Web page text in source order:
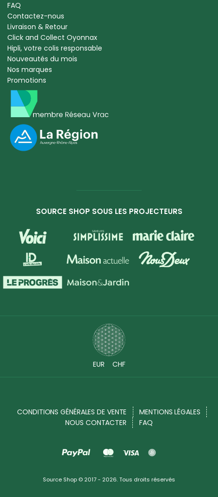
FAQ
Contactez-nous
Livraison & Retour
Click and Collect Oyonnax
Hipli, votre colis responsable
Nouveautés du mois
Nos marques
Promotions
SOURCE SHOP SOUS LES PROJECTEURS
EUR CHF
CONDITIONS GÉNÉRALES DE VENTE
MENTIONS LÉGALES
NOUS CONTACTER
FAQ
Source Shop © 2017 - 2026. Tous droits réservés